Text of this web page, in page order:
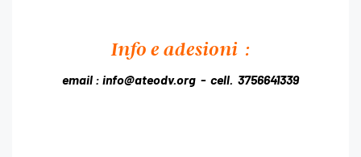
Info e adesioni :
email : info@ateodv.org - cell. 3756641339